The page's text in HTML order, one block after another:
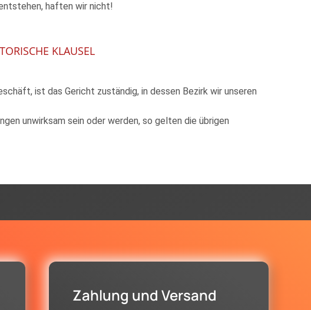
haften wir nicht!
KLAUSEL
ist das Gericht zuständig, in dessen Bezirk wir unseren
unwirksam sein oder werden, so gelten die übrigen
Zahlung und Versand